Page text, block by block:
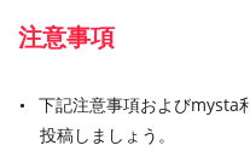
注意事項
下記注意事項およびmysta
投稿しましょう。